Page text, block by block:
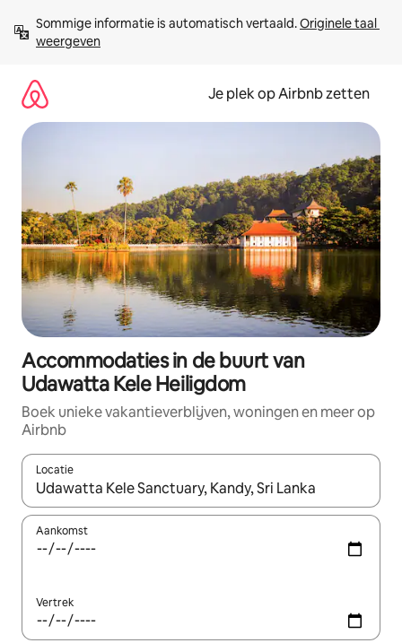
direct
naar
Sommige informatie is automatisch vertaald. Originele taal
weergeven
Je plek op Airbnb zetten
Accommodaties in de buurt van
Udawatta Kele Heiligdom
Boek unieke vakantieverblijven, woningen en meer op
Airbnb
Locatie
Wanneer er resultaten beschikbaar zijn, maak je een keuze
Aankomst
Vertrek